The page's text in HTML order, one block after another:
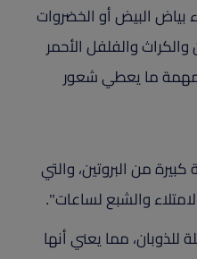
بياض البيض أو الخضروات
والكراث والفلفل الأحمر
مهمة ما يعطي شعور
من البروتين، والتي
والشبع لساعات".
للذوبان، مما يعني أنها